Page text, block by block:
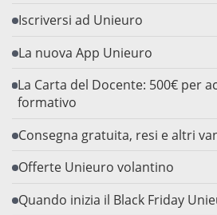
Iscriversi ad Unieuro
La nuova App Unieuro
La Carta del Docente: 500€ per
formativo
Consegna gratuita, resi e altri
Offerte Unieuro volantino
Quando inizia il Black Friday